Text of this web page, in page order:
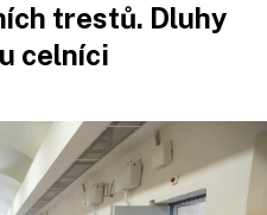
trestů. Dluhy
celníci